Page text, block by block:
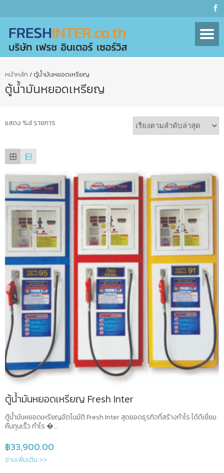
หน้าหลัก / ตู้น้ำมันหยอดเหรียญ
ตู้น้ำมันหยอดเหรียญ
แสดง %d รายการ
ตู้น้ำมันหยอดเหรียญ Fresh Inter
ตู้น้ำมันหยอดเหรียญอัตโนมัติ Fresh Inter สุดยอดธุรกิจที่สร้างกำไร ได้ดีเยี่ยม
คืนทุนเร็ว กำไร �...
฿33,900.00
อ่านเพิ่มเติม >>